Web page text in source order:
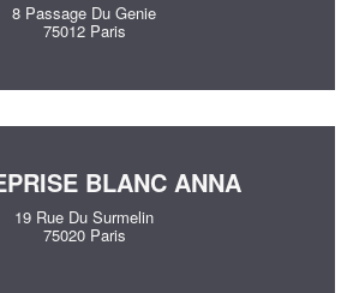
8 Passage Du Genie
75012 Paris
BLANC ANNA
19 Rue Du Surmelin
75020 Paris